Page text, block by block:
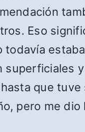
Eso
que
pero me